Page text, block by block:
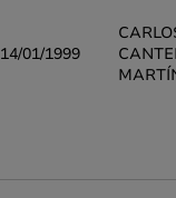
14/01/1999